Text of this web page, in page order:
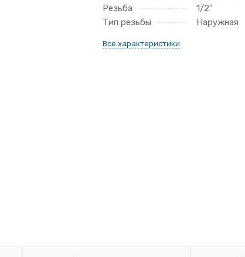
Резьба
1/2"
Тип резьбы
Наружная
Все характеристики